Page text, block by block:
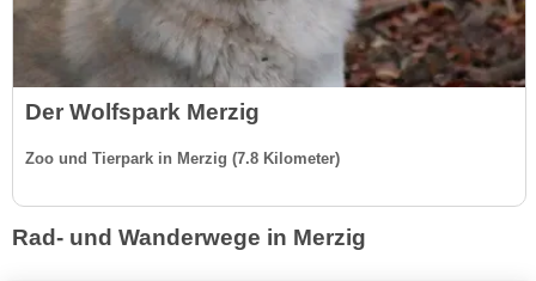
Der Wolfspark Merzig
Zoo und Tierpark in Merzig (7.8 Kilometer)
Rad- und Wanderwege in Merzig